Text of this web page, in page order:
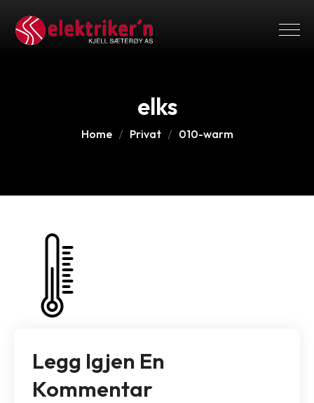
elks
Home Privat 010-warm
Legg Igjen En
Kommentar